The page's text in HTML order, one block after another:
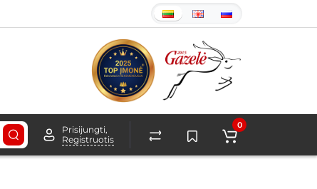
Prisijungti,
Registruotis
0